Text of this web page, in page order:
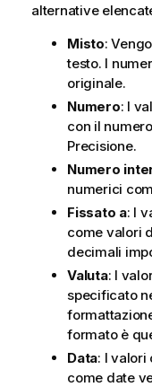
alternative
Misto:
testo. I
originale.
Numero: I
con il
Precisione.
Numero
numerici
Fissato a: I
come valori
decimali
Valuta: I
specificato
formato è
Data: I valori
come date